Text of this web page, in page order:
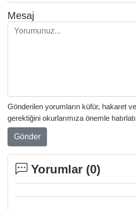
Mesaj
Gönderilen yorumların küfür, hakaret
gerektiğini okurlarımıza önemle
Gönder
Yorumlar (0)